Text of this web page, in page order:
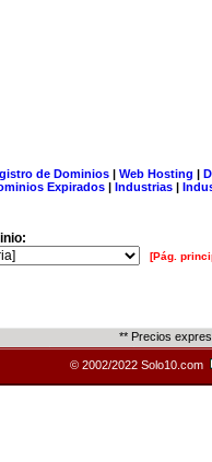
de Dominios| Web Hosting |
Expirados | Industrias |
[Pág.
** Precios
© 2002/2022 Solo10.com